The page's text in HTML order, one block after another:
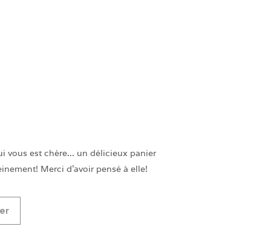
vous est chère... un délicieux panier
Merci d'avoir pensé à elle!